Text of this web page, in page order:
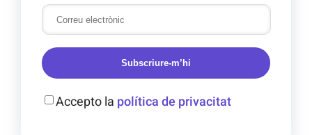
Subscriure-m’hi
Accepto la política de privacitat